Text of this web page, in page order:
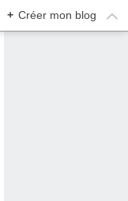
+ Créer mon blog